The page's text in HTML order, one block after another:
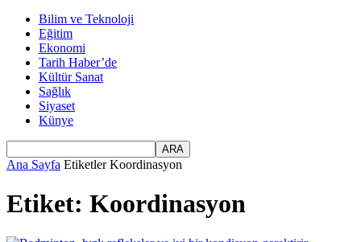
Bilim ve Teknoloji
Eğitim
Ekonomi
Tarih Haber’de
Kültür Sanat
Sağlık
Siyaset
Künye
Ana Sayfa Etiketler Koordinasyon
Etiket: Koordinasyon